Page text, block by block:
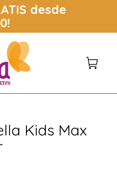
desde
Kids Max